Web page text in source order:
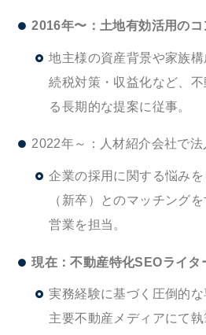
2016年〜：土地有効活用の
地主様の資産背景や家族
続税対策・収益化など、
る長期的な提案に従事。
2022年～：人材紹介会社で法
企業の採用に関する悩み
（新卒）とのマッチング
営業を担当。
現在：不動産特化SEOライタ
実務経験に基づく圧倒的
主要不動産メディアにて